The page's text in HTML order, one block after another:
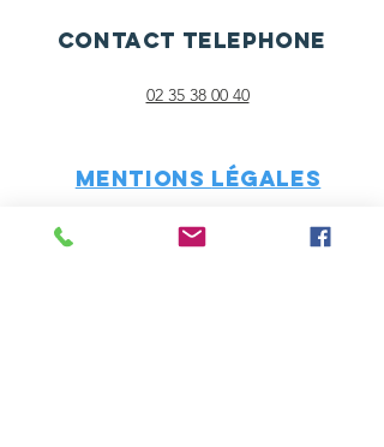
CONTACT TELEPHONE
02 35 38 00 40
Mentions légales
"Les mentions légales sont directement